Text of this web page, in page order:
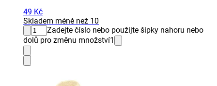
49 Kč
Skladem méně než 10
Zadejte číslo nebo použijte šipky nahoru nebo
dolů pro změnu množství1